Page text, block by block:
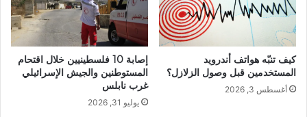
كيف تنبّه هواتف أندرويد
المستخدمين قبل وصول الزلازل؟
أغسطس 3, 2026
إصابة 10 فلسطينيين خلال اقتحام
المستوطنين والجيش الإسرائيلي
غرب نابلس
يوليو 31, 2026